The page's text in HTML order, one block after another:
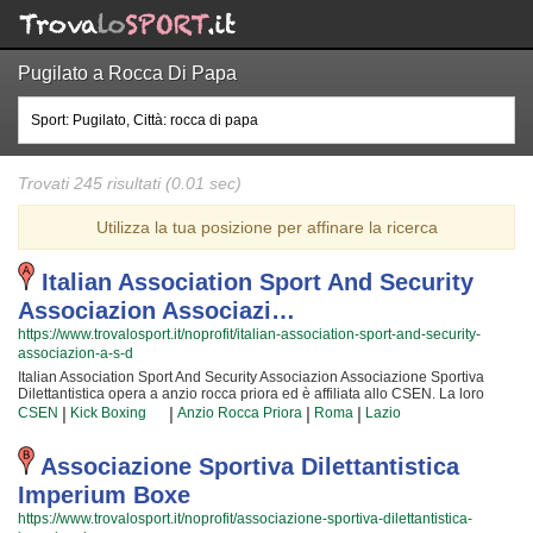
Pugilato a Rocca Di Papa
Trovati 245 risultati (0.01 sec)
Utilizza la tua posizione per affinare la ricerca
Italian Association Sport And Security
Associazion Associazi…
https://www.trovalosport.it/noprofit/italian-association-sport-and-security-
associazion-a-s-d
Italian Association Sport And Security Associazion Associazione Sportiva
Dilettantistica opera a anzio rocca priora ed è affiliata allo CSEN. La loro
principale attività è quella di promuovere La kick boxing organizzando corsi
per bambini, ragazzi e adulti. Se desiderate che vostro figlio o vostra figlia
impari la disciplina, il rispetto e la concentrazione, La kick boxing è
sicuramente lo sport più adatto. I loro maestri di kick boxing seguiranno i
vostri figli quotidianamente, ma restando sempre nell'ottica di sviluppare i
talenti e le capacità personali di ciascun atleta. Italian Association Sport And
Security Associazion Associazione Sportiva Dilettantistica da sempre
accoglie i bambini e i ragazzi di anzio rocca priora, in un ambiente serio e
CSEN | Kick Boxing | Anzio Rocca Priora | Roma | Lazio
Associazione Sportiva Dilettantistica
Imperium Boxe
https://www.trovalosport.it/noprofit/associazione-sportiva-dilettantistica-